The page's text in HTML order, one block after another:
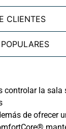
CLIENTES
controlar la sala
de ofrecer